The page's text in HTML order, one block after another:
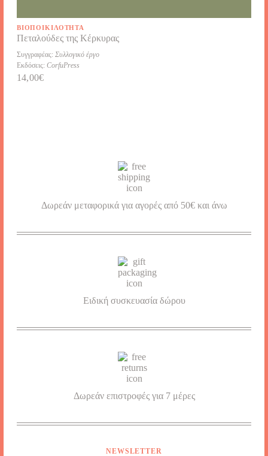
ΒΙΟΠΟΙΚΙΛΌΤΗΤΑ
Πεταλούδες της Κέρκυρας
Συγγραφέας: Συλλογικό έργο
Εκδόσεις: CorfuPress
14,00€
Δωρεάν μεταφορικά για αγορές από 50€ και άνω
Ειδική συσκευασία δώρου
Δωρεάν επιστροφές για 7 μέρες
NEWSLETTER